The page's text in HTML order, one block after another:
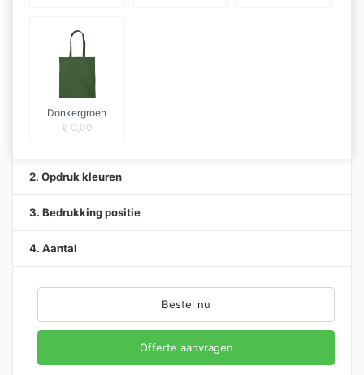
Donkergroen
€ 0,00
2. Opdruk kleuren
3. Bedrukking positie
4. Aantal
Bestel nu
Offerte aanvragen